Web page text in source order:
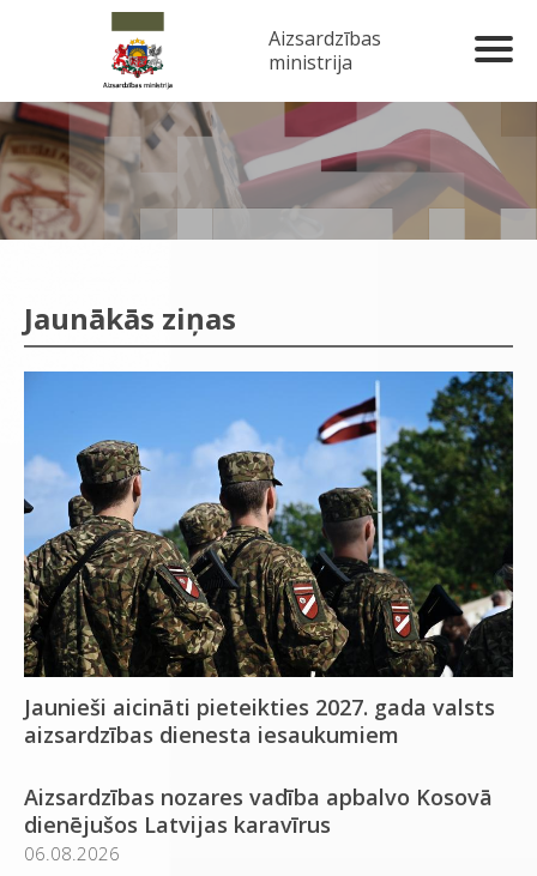
Aizsardzības
ministrija
Jaunākās ziņas
Jaunieši aicināti pieteikties 2027. gada valsts
aizsardzības dienesta iesaukumiem
Aizsardzības nozares vadība apbalvo Kosovā
dienējušos Latvijas karavīrus
06.08.2026